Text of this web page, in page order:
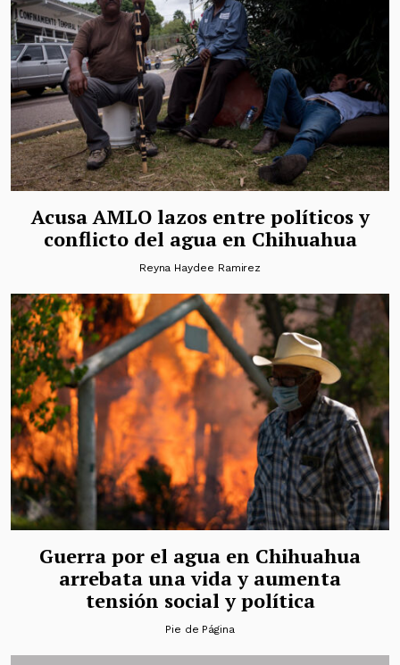
Acusa AMLO lazos entre políticos y
conflicto del agua en Chihuahua
Reyna Haydee Ramirez
Guerra por el agua en Chihuahua
arrebata una vida y aumenta
tensión social y política
Pie de Página